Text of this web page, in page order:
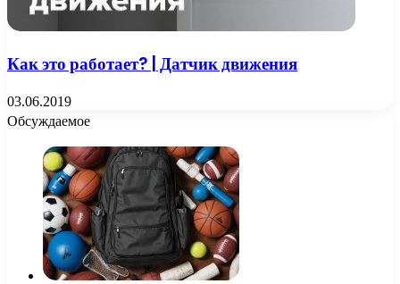
Как это работает? | Датчик движения
03.06.2019
Обсуждаемое